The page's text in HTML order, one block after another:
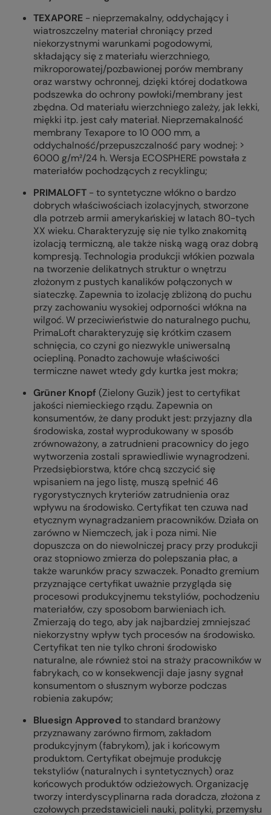
TEXAPORE - nieprzemakalny, oddychający i
wiatroszczelny materiał chroniący przed
niekorzystnymi warunkami pogodowymi,
składający się z materiału wierzchniego,
mikroporowatej/pozbawionej porów membrany
oraz warstwy ochronnej, dzięki której dodatkowa
podszewka do ochrony powłoki/membrany jest
zbędna. Od materiału wierzchniego zależy, jak lekki,
miękki itp. jest cały materiał. Nieprzemakalność
membrany Texapore to 10 000 mm, a
oddychalność/przepuszczalność pary wodnej: >
6000 g/m²/24 h. Wersja ECOSPHERE powstała z
materiałów pochodzących z recyklingu;
PRIMALOFT - to syntetyczne włókno o bardzo
dobrych właściwościach izolacyjnych, stworzone
dla potrzeb armii amerykańskiej w latach 80-tych
XX wieku. Charakteryzuję się nie tylko znakomitą
izolacją termiczną, ale także niską wagą oraz dobrą
kompresją. Technologia produkcji włókien pozwala
na tworzenie delikatnych struktur o wnętrzu
złożonym z pustych kanalików połączonych w
siateczkę. Zapewnia to izolację zbliżoną do puchu
przy zachowaniu wysokiej odporności włókna na
wilgoć. W przeciwieństwie do naturalnego puchu,
PrimaLoft charakteryzuję się krótkim czasem
schnięcia, co czyni go niezwykle uniwersalną
ociepliną. Ponadto zachowuje właściwości
termiczne nawet wtedy gdy kurtka jest mokra;
Grüner Knopf (Zielony Guzik) jest to certyfikat
jakości niemieckiego rządu. Zapewnia on
konsumentów, że dany produkt jest: przyjazny dla
środowiska, został wyprodukowany w sposób
zrównoważony, a zatrudnieni pracownicy do jego
wytworzenia zostali sprawiedliwie wynagrodzeni.
Przedsiębiorstwa, które chcą szczycić się
wpisaniem na jego listę, muszą spełnić 46
rygorystycznych kryteriów zatrudnienia oraz
wpływu na środowisko. Certyfikat ten czuwa nad
etycznym wynagradzaniem pracowników. Działa on
zarówno w Niemczech, jak i poza nimi. Nie
dopuszcza on do niewolniczej pracy przy produkcji
oraz stopniowo zmierza do polepszania płac, a
także warunków pracy szwaczek. Ponadto gremium
przyznające certyfikat uważnie przygląda się
procesowi produkcyjnemu tekstyliów, pochodzeniu
materiałów, czy sposobom barwieniach ich.
Zmierzają do tego, aby jak najbardziej zmniejszać
niekorzystny wpływ tych procesów na środowisko.
Certyfikat ten nie tylko chroni środowisko
naturalne, ale również stoi na straży pracowników w
fabrykach, co w konsekwencji daje jasny sygnał
konsumentom o słusznym wyborze podczas
robienia zakupów;
Bluesign Approvedto standard branżowy
przyznawany zarówno firmom, zakładom
produkcyjnym (fabrykom), jak i końcowym
produktom. Certyfikat obejmuje produkcję
tekstyliów (naturalnych i syntetycznych) oraz
końcowych produktów odzieżowych. Organizację
tworzy interdyscyplinarna rada doradcza, złożona z
czołowych przedstawicieli nauki, polityki, przemysłu